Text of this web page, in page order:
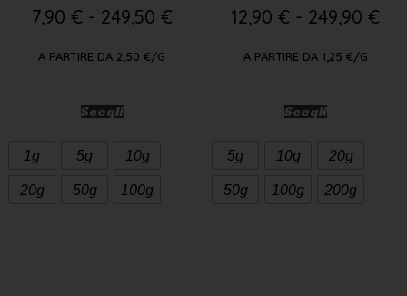
7,90 € - 249,50 €
A PARTIRE DA 2,50 €/G
Scegli
1g 5g 10g
20g 50g 100g
12,90 € - 249,90 €
A PARTIRE DA 1,25 €/G
Scegli
5g 10g 20g
50g 100g 200g